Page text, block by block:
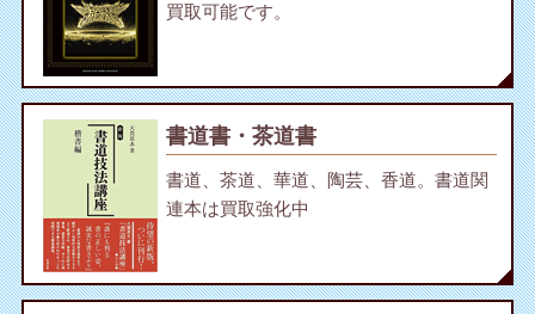
買取可能です。
書道書・茶道書
書道、茶道、華道、陶芸、香道。書道関
連本は買取強化中